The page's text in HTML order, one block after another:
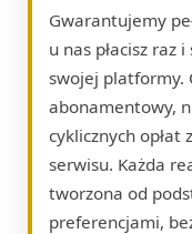
Gwarantujemy
u nas płacisz raz
swojej platformy.
abonamentowy,
cyklicznych
serwisu. Każda
tworzona od
preferencjami,